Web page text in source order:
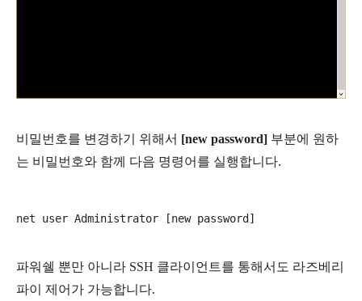
비밀번호를 변경하기 위해서 [new password] 부분에 원하
는 비밀번호와 함께 다음 명령어를 실행합니다.
파워쉘 뿐만 아니라 SSH 클라이언트를 통해서도 라즈베리
파이 제어가 가능합니다.